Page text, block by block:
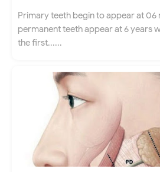
Primary teeth begin to appear at 06
permanent teeth appear at 6 years
the first......